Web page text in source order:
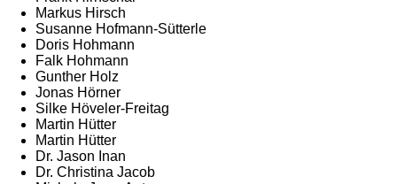
Markus Hirsch
Susanne Hofmann-Sütterle
Doris Hohmann
Falk Hohmann
Gunther Holz
Jonas Hörner
Silke Höveler-Freitag
Martin Hütter
Martin Hütter
Dr. Jason Inan
Dr. Christina Jacob